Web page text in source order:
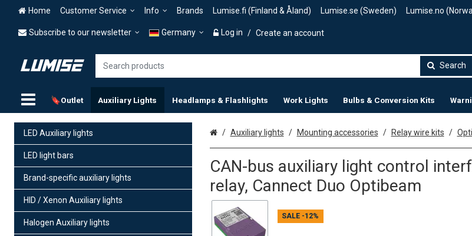
Home Customer Service Info Brands Lumise.fi (Finland & Åland) Lumise.se (Sweden) Lumise.no
Subscribe to our newsletter Germany Log in / Create an account
Search
🔖Outlet Auxiliary Lights Headlamps & Flashlights Work Lights Bulbs & Conversion Kits
LED Auxiliary lights
LED light bars
Brand-specific auxiliary lights
HID / Xenon Auxiliary lights
Halogen Auxiliary lights
HomeAuxiliary lights Mounting accessories Relay wire kits
CAN-bus auxiliary light control
relay, Cannect Duo Optibeam
SALE -12%